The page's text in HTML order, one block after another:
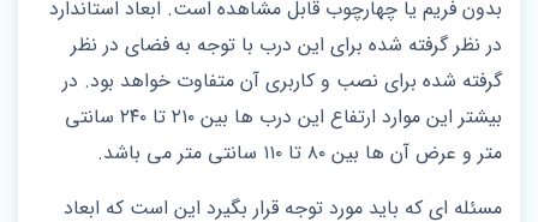
بدون فریم یا چهارچوب قابل مشاهده است. ابعاد استاندارد
در نظر گرفته شده برای این درب با توجه به فضای در نظر
گرفته شده برای نصب و کاربری آن متفاوت خواهد بود. در
بیشتر این موارد ارتفاع این درب‌ ها بین ۲۱۰ تا ۲۴۰ سانتی‌
متر و عرض آن‌ ها بین ۸۰ تا ۱۱۰ سانتی‌ متر می باشد.
مسئله ای که باید مورد توجه قرار بگیرد این است که ابعاد